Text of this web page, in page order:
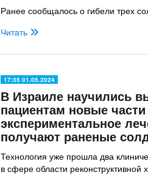
Ранее сообщалось о гибели трех
Читать
17:35 01.05.2024
В Израиле научились
пациентам новые части
экспериментальное
получают раненые
Технология уже прошла два
в сфере области реконструктивной